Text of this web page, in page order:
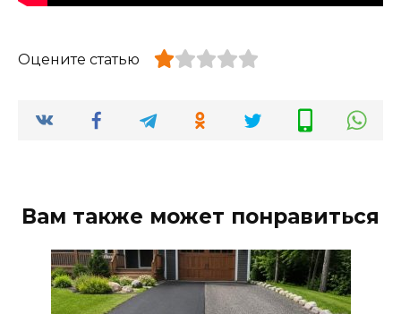
Оцените статью
Вам также может понравиться